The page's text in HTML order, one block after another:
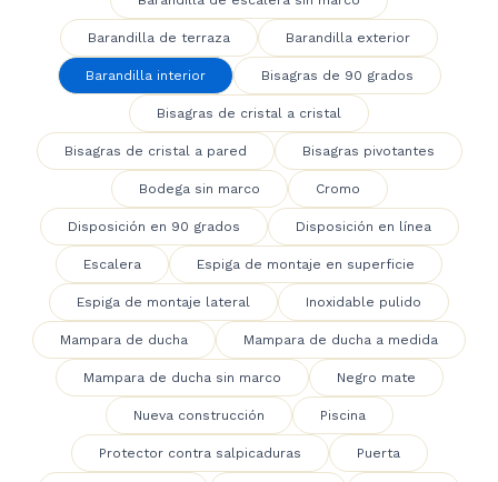
Barandilla de terraza Barandilla exterior
Barandilla interior Bisagras de 90 grados
Bisagras de cristal a cristal
Bisagras de cristal a pared Bisagras pivotantes
Bodega sin marco Cromo
Disposición en 90 grados Disposición en línea
Escalera Espiga de montaje en superficie
Espiga de montaje lateral Inoxidable pulido
Mampara de ducha Mampara de ducha a medida
Mampara de ducha sin marco Negro mate
Nueva construcción Piscina
Protector contra salpicaduras Puerta